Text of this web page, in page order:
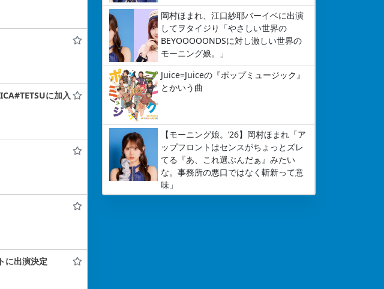
岡村ほまれ、江口紗耶バーイベに出演
してヲタイジり「やさしい世界の
BEYOOOOONDSに対し激しい世界の
モーニング娘。」
Juice=Juiceの『ポップミュージック』
とかいう曲
【モーニング娘。’26】岡村ほまれ「ア
ップフロントはセンスがちょっとズレ
てる『あ、これ選ぶんだぁ』みたい
な。事務所の悪口ではなく斬新って意
味」
に加入
に出演決定